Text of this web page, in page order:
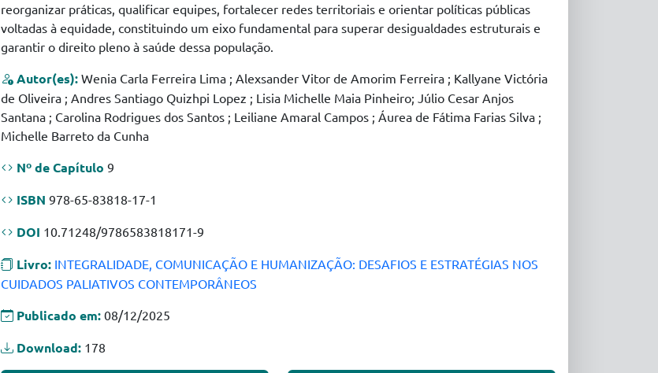
reorganizar práticas, qualificar equipes, fortalecer redes territoriais e orientar políticas públicas
voltadas à equidade, constituindo um eixo fundamental para superar desigualdades estruturais e
garantir o direito pleno à saúde dessa população.
Autor(es): Wenia Carla Ferreira Lima ; Alexsander Vitor de Amorim Ferreira ; Kallyane Victória
de Oliveira ; Andres Santiago Quizhpi Lopez ; Lisia Michelle Maia Pinheiro; Júlio Cesar Anjos
Santana ; Carolina Rodrigues dos Santos ; Leiliane Amaral Campos ; Áurea de Fátima Farias Silva ;
Michelle Barreto da Cunha
Nº de Capítulo 9
ISBN 978-65-83818-17-1
DOI 10.71248/9786583818171-9
Livro: INTEGRALIDADE, COMUNICAÇÃO E HUMANIZAÇÃO: DESAFIOS E ESTRATÉGIAS NOS
CUIDADOS PALIATIVOS CONTEMPORÂNEOS
Publicado em: 08/12/2025
Download: 178